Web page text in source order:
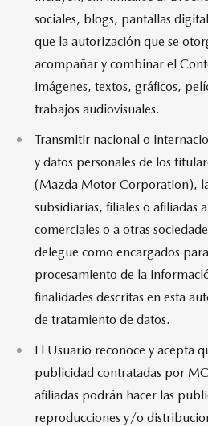
sociales, blogs, pantallas
que la autorización que se
acompañar y combinar el
imágenes, textos, gráficos,
trabajos audiovisuales.
Transmitir nacional o
y datos personales de los
(Mazda Motor Corporation),
subsidiarias, filiales o afiliadas
comerciales o a otras
delegue como encargados
procesamiento de la
finalidades descritas en esta
de tratamiento de datos.
El Usuario reconoce y acepta
publicidad contratadas por
afiliadas podrán hacer las
reproducciones y/o